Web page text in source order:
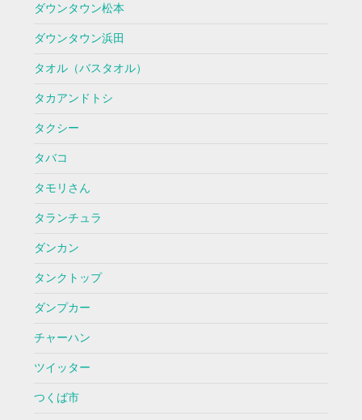
ダウンタウン松本
ダウンタウン浜田
タオル（バスタオル）
タカアンドトシ
タクシー
タバコ
タモリさん
タランチュラ
ダンカン
タンクトップ
ダンプカー
チャーハン
ツイッター
つくば市